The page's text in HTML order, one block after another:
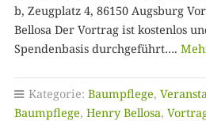
b, Zeugplatz 4, 86150 Augsburg
Bellosa Der Vortrag ist kostenlos
Spendenbasis durchgeführt….
Kategorie: Baumpflege,
Baumpflege, Henry Bellosa,